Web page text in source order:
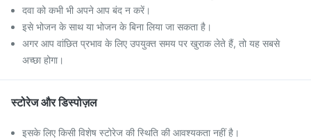
दवा को कभी भी अपने आप बंद न करें।
इसे भोजन के साथ या भोजन के बिना लिया जा सकता है।
अगर आप वांछित प्रभाव के लिए उपयुक्त समय पर खुराक लेते हैं, तो यह सबसे
अच्छा होगा।
स्टोरेज और डिस्पोज़ल
इसके लिए किसी विशेष स्टोरेज की स्थिति की आवश्यकता नहीं है।